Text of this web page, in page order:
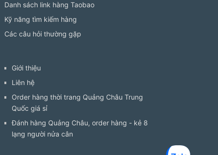
Danh sách link hàng Taobao
Kỹ năng tìm kiếm hàng
Các câu hỏi thường gặp
Giới thiệu
Liên hệ
Order hàng thời trang Quảng Châu Trung
Quốc giá sỉ
Đánh hàng Quảng Châu, order hàng - kẻ 8
lạng người nửa cân